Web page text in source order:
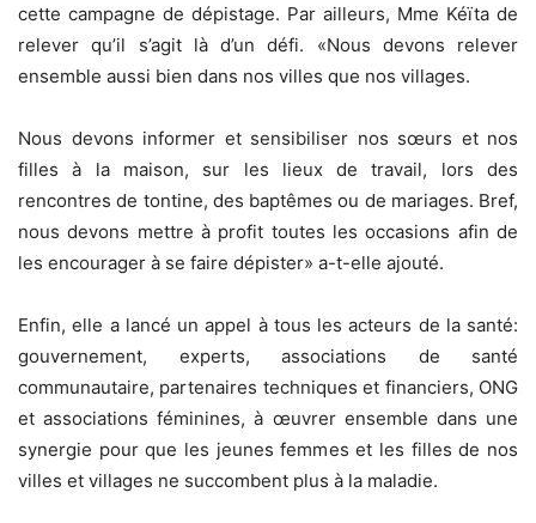
cette campagne de dépistage. Par ailleurs, Mme Kéïta de
relever qu’il s’agit là d’un défi. «Nous devons relever
ensemble aussi bien dans nos villes que nos villages.
Nous devons informer et sensibiliser nos sœurs et nos
filles à la maison, sur les lieux de travail, lors des
rencontres de tontine, des baptêmes ou de mariages. Bref,
nous devons mettre à profit toutes les occasions afin de
les encourager à se faire dépister» a-t-elle ajouté.
Enfin, elle a lancé un appel à tous les acteurs de la santé:
gouvernement, experts, associations de santé
communautaire, partenaires techniques et financiers, ONG
et associations féminines, à œuvrer ensemble dans une
synergie pour que les jeunes femmes et les filles de nos
villes et villages ne succombent plus à la maladie.